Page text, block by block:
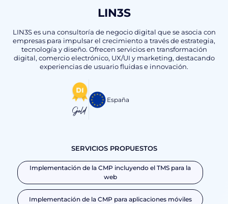
LIN3S
LIN3S es una consultoría de negocio digital que se asocia con
empresas para impulsar el crecimiento a través de estrategia,
tecnología y diseño. Ofrecen servicios en transformación
digital, comercio electrónico, UX/UI y marketing, destacando
experiencias de usuario fluidas e innovación.
Gold
España
SERVICIOS PROPUESTOS
Implementación de la CMP incluyendo el TMS para la
web
Implementación de la CMP para aplicaciones móviles